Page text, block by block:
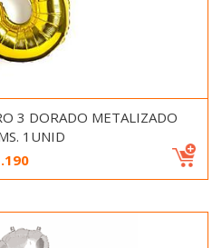
3 DORADO METALIZADO
1UNID